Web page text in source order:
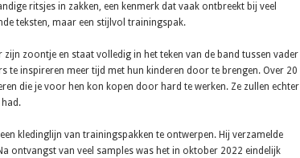
ritsjes in zakken, een kenmerk dat vaak ontbreekt bij veel
teksten, maar een stijlvol trainingspak.
zijn zoontje en staat volledig in het teken van de band tussen vader
te inspireren meer tijd met hun kinderen door te brengen. Over 20
die je voor hen kon kopen door hard te werken. Ze zullen echter
kledinglijn van trainingspakken te ontwerpen. Hij verzamelde
ontvangst van veel samples was het in oktober 2022 eindelijk